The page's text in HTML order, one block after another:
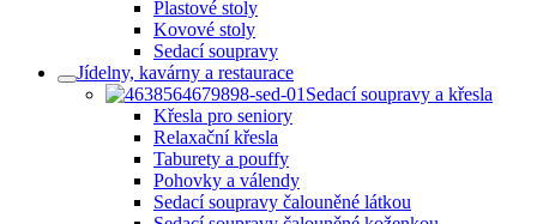
Plastové stoly
Kovové stoly
Sedací soupravy
Jídelny, kavárny a restaurace
Sedací soupravy a křesla
Křesla pro seniory
Relaxační křesla
Taburety a pouffy
Pohovky a válendy
Sedací soupravy čalouněné látkou